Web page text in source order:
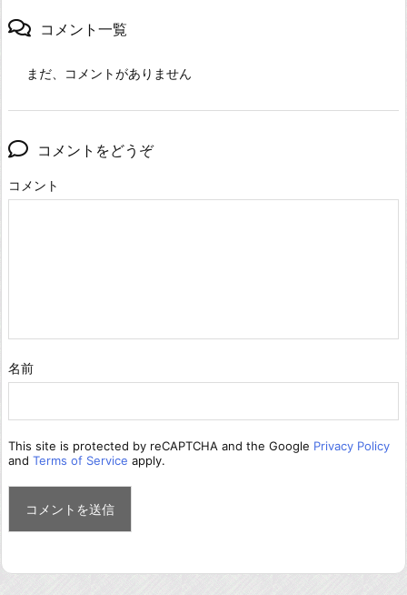
コメント一覧
まだ、コメントがありません
コメントをどうぞ
コメント
名前
This site is protected by reCAPTCHA and the Google Privacy Policy
and Terms of Service apply.